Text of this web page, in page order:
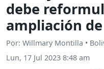
debe
ampliación
Por: Willmary Montilla •
Lun, 17 Jul 2023 8:48 am